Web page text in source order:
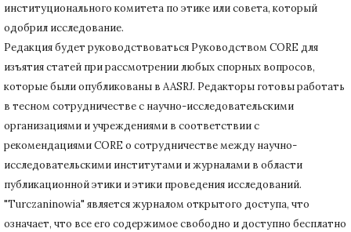
институционального комитета по этике или совета, который
одобрил исследование.
Редакция будет руководствоваться Руководством CORE для
изъятия статей при рассмотрении любых спорных вопросов,
которые были опубликованы в AASRJ. Редакторы готовыработать
в тесном сотрудничестве с научно-исследовательскими
организациями и учреждениями в соответствии с
рекомендациями CORE о сотрудничестве между научно-
исследовательскими институтами и журналами в области
публикационной этики и этики проведения исследований.
"Turczaninowia" является журналом открытого доступа, что
означает, что все его содержимое свободно и доступно бесплатно